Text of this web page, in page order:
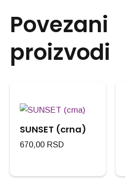
Povezani
proizvodi
SUNSET (crna)
670,00 RSD